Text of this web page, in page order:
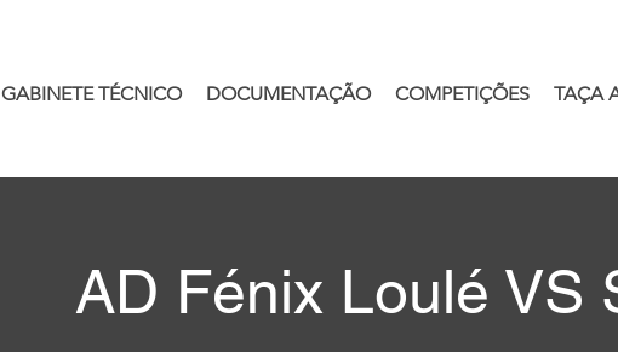
GABINETE TÉCNICO DOCUMENTAÇÃO COMPETIÇÕES TAÇA
AD Fénix Loulé VS